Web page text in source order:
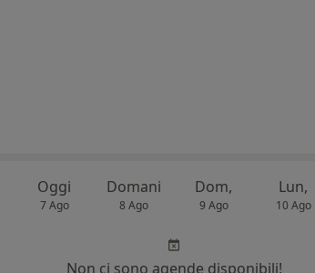
Oggi
7 Ago
Domani
8 Ago
Dom,
9 Ago
Lun,
10 Ago
Non ci sono agende disponibili!